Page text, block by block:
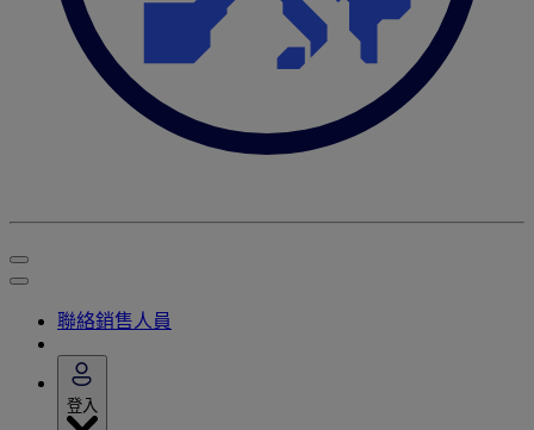
聯絡銷售人員
登入